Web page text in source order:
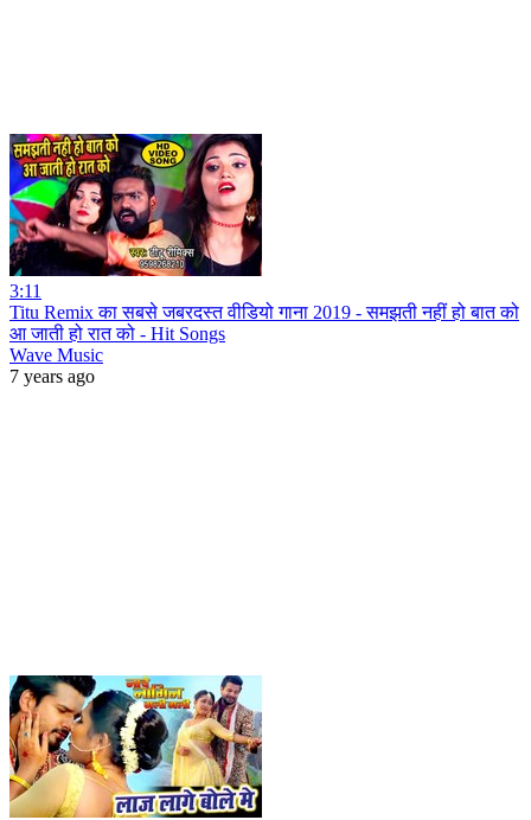
3:11
Titu Remix का सबसे जबरदस्त वीडियो गाना 2019 - समझती नहीं हो बात को
आ जाती हो रात को - Hit Songs
Wave Music
7 years ago